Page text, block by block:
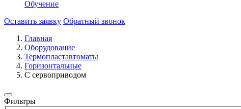
Обучение
Оставить заявку Обратный звонок
Главная
Оборудование
Термопластавтоматы
Горизонтальные
С сервоприводом
Фильтры